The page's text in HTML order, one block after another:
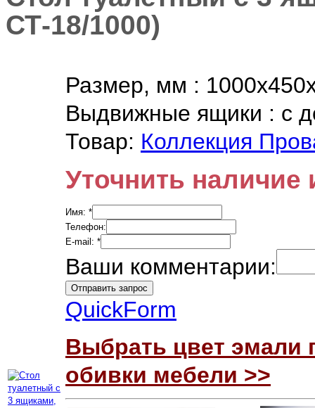
СТ-18/1000)
Размер, мм :
Выдвижные ящики : с
Товар: Коллекция
Уточнить наличие
Имя: *
Телефон:
E-mail: *
Ваши комментарии:
QuickForm
Выбрать цвет эмали
обивки мебели >>